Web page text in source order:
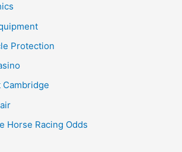
Protection
Cambridge
Horse Racing Odds